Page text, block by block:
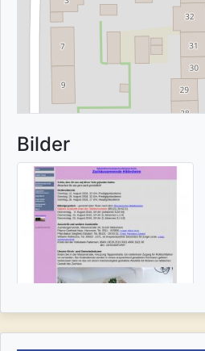
Bilder